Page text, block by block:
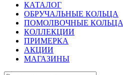
КАТАЛОГ
ОБРУЧАЛЬНЫЕ КОЛЬЦА
ПОМОЛВОЧНЫЕ КОЛЬЦА
КОЛЛЕКЦИИ
ПРИМЕРКА
АКЦИИ
МАГАЗИНЫ